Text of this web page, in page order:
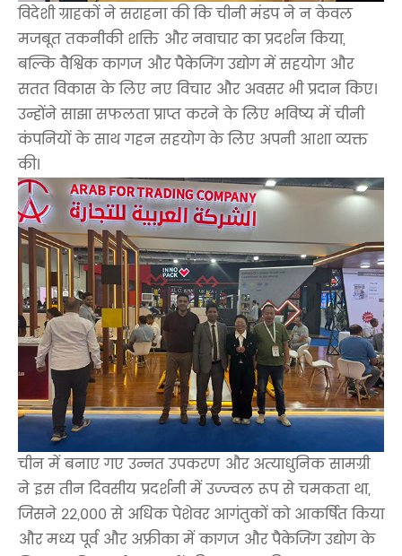
विदेशी ग्राहकों ने सराहना की कि चीनी मंडप ने न केवल
मजबूत तकनीकी शक्ति और नवाचार का प्रदर्शन किया,
बल्कि वैश्विक कागज और पैकेजिंग उद्योग में सहयोग और
सतत विकास के लिए नए विचार और अवसर भी प्रदान किए।
उन्होंने साझा सफलता प्राप्त करने के लिए भविष्य में चीनी
कंपनियों के साथ गहन सहयोग के लिए अपनी आशा व्यक्त
की।
चीन में बनाए गए उन्नत उपकरण और अत्याधुनिक सामग्री
ने इस तीन दिवसीय प्रदर्शनी में उज्ज्वल रूप से चमकता था,
जिसने 22,000 से अधिक पेशेवर आगंतुकों को आकर्षित किया
और मध्य पूर्व और अफ्रीका में कागज और पैकेजिंग उद्योग के